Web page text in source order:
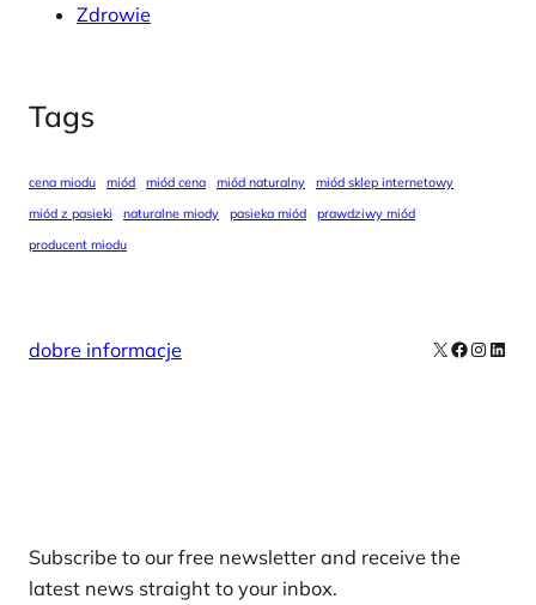
Zdrowie
Tags
cena miodu miód miód cena miód naturalny
miód sklep internetowy
miód z pasieki
naturalne miody pasieka miód
prawdziwy miód
producent miodu
dobre informacje X Facebook
Subscribe to our free newsletter and receive the
latest news straight to your inbox.